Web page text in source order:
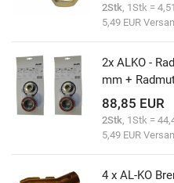
2Stk, 1Stk =
5,49 EUR
2x ALKO -
mm +
88,85 EUR
2Stk, 1Stk =
5,49 EUR
4 x AL-KO